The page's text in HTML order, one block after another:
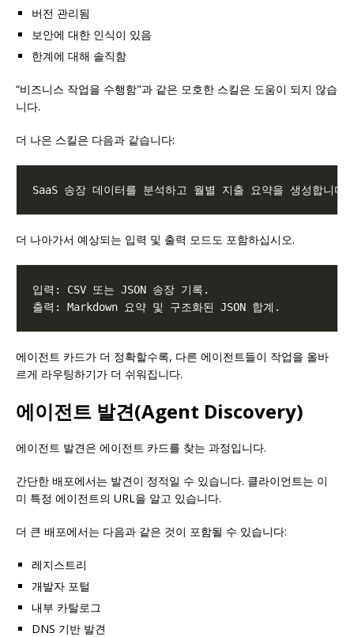
버전 관리됨
보안에 대한 인식이 있음
한계에 대해 솔직함
“비즈니스 작업을 수행함"과 같은 모호한 스킬은 도움이 되지 않습
니다.
더 나은 스킬은 다음과 같습니다:
더 나아가서 예상되는 입력 및 출력 모드도 포함하십시오.
에이전트 카드가 더 정확할수록, 다른 에이전트들이 작업을 올바
르게 라우팅하기가 더 쉬워집니다.
에이전트 발견(Agent Discovery)
에이전트 발견은 에이전트 카드를 찾는 과정입니다.
간단한 배포에서는 발견이 정적일 수 있습니다. 클라이언트는 이
미 특정 에이전트의 URL을 알고 있습니다.
더 큰 배포에서는 다음과 같은 것이 포함될 수 있습니다:
레지스트리
개발자 포털
내부 카탈로그
DNS 기반 발견